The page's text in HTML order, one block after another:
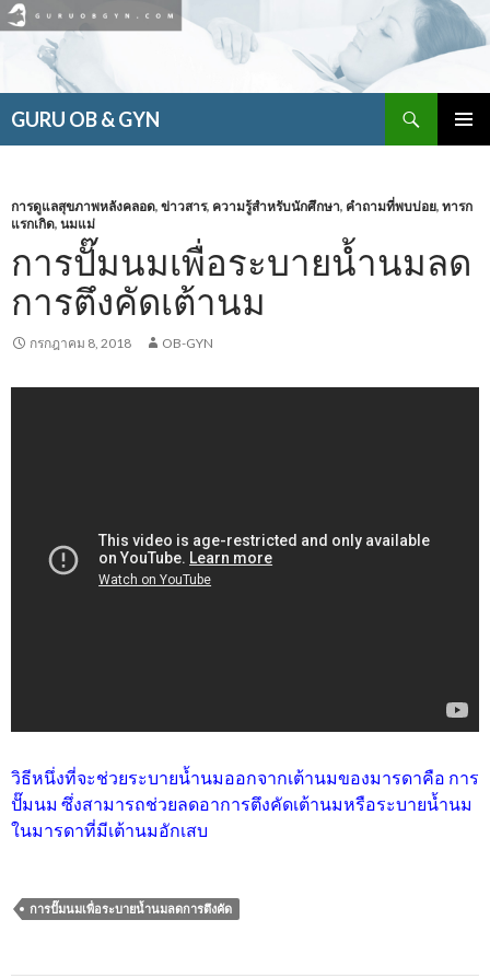
GURU OB & GYN
เนื้อหา
การดูแลสุขภาพหลังคลอด, ข่าวสาร, ความรู้สำหรับนักศึกษา, คำถามที่พบบ่อย, ทารก
แรกเกิด, นมแม่
การปั๊มนมเพื่อระบายน้ำนมลด
การตึงคัดเต้านม
กรกฎาคม 8, 2018 OB-GYN
วิธีหนึ่งที่จะช่วยระบายน้ำนมออกจากเต้านมของมารดาคือ การ
ปั๊มนม ซึ่งสามารถช่วยลดอาการตึงคัดเต้านมหรือระบายน้ำนม
ในมารดาที่มีเต้านมอักเสบ
การปั๊มนมเพื่อระบายน้ำนมลดการตึงคัด